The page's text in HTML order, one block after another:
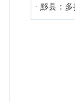
· 黟县：